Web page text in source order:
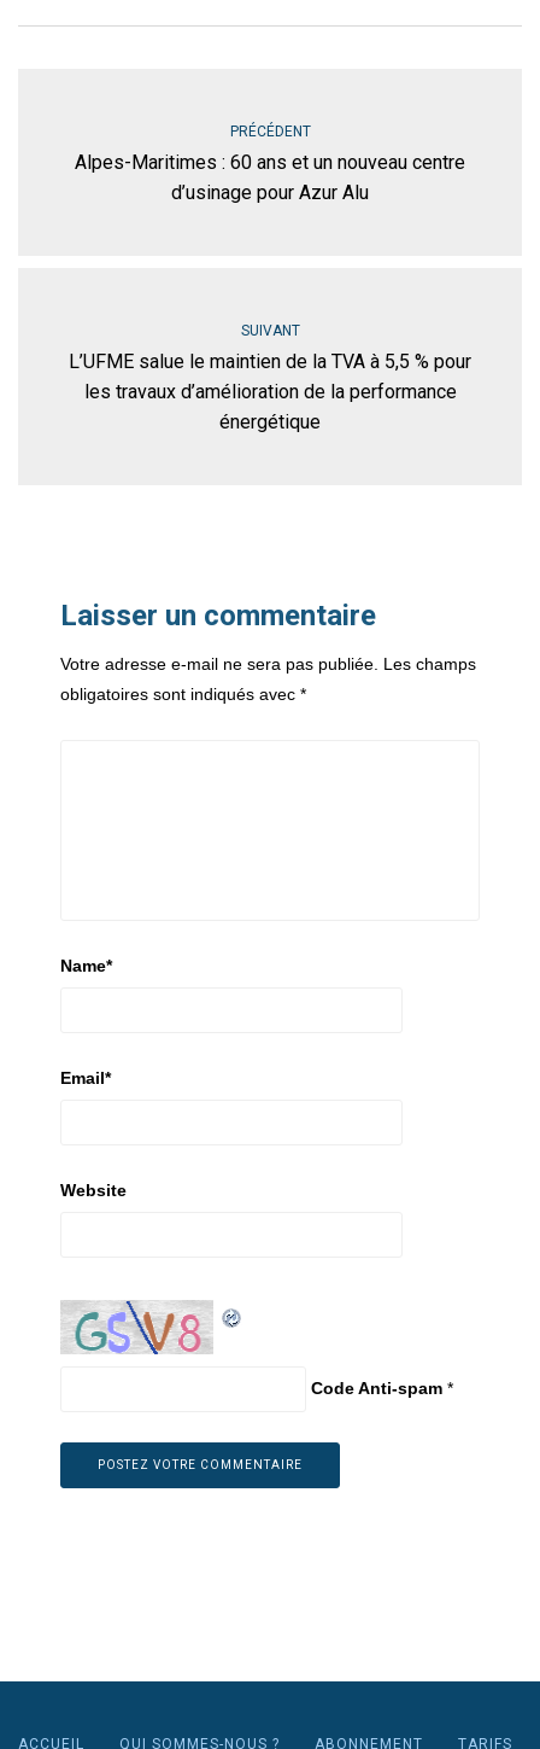
PRÉCÉDENT
Alpes-Maritimes : 60 ans et un nouveau centre
d’usinage pour Azur Alu
SUIVANT
L’UFME salue le maintien de la TVA à 5,5 % pour
les travaux d’amélioration de la performance
énergétique
Laisser un commentaire
Votre adresse e-mail ne sera pas publiée. Les champs
obligatoires sont indiqués avec *
Name*
Email*
Website
Code Anti-spam *
ACCUEIL QUI SOMMES-NOUS ? ABONNEMENT TARIFS